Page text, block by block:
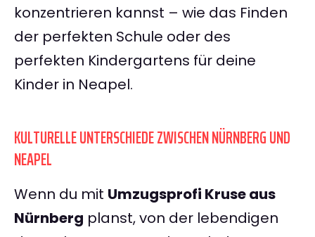
konzentrieren kannst – wie das Finden
der perfekten Schule oder des
perfekten Kindergartens für deine
Kinder in Neapel.
KULTURELLE UNTERSCHIEDE ZWISCHEN NÜRNBERG UND
NEAPEL
Wenn du mit Umzugsprofi Kruse aus
Nürnberg planst, von der lebendigen